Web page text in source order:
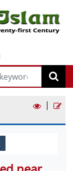
|